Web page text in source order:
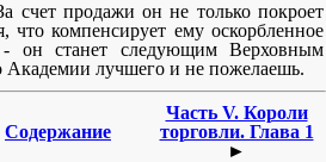
счет продажи он не только покроет
что компенсирует ему оскорбленное
он станет следующим Верховным
Академии лучшего и не пожелаешь.
Содержание
Часть V. Короли
торговли. Глава 1
►